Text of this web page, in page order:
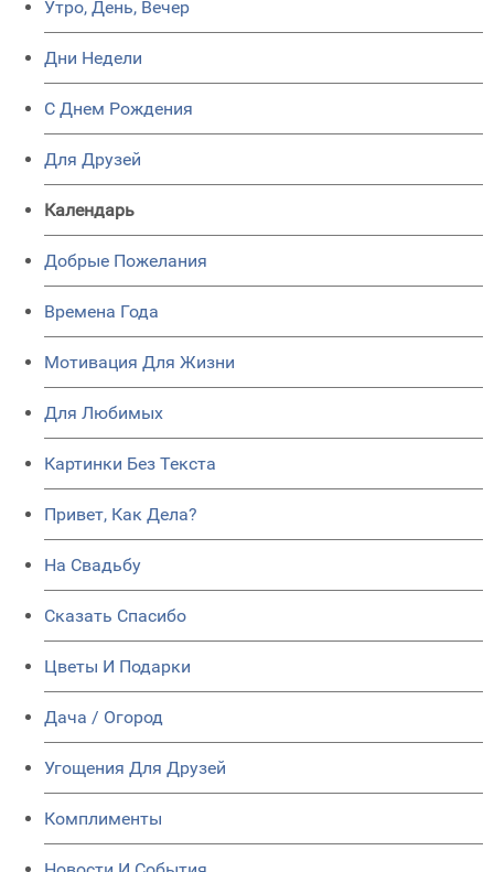
Утро, День, Вечер
Дни Недели
C Днем Рождения
Для Друзей
Календарь
Добрые Пожелания
Времена Года
Мотивация Для Жизни
Для Любимых
Картинки Без Текста
Привет, Как Дела?
На Свадьбу
Сказать Спасибо
Цветы И Подарки
Дача / Огород
Угощения Для Друзей
Комплименты